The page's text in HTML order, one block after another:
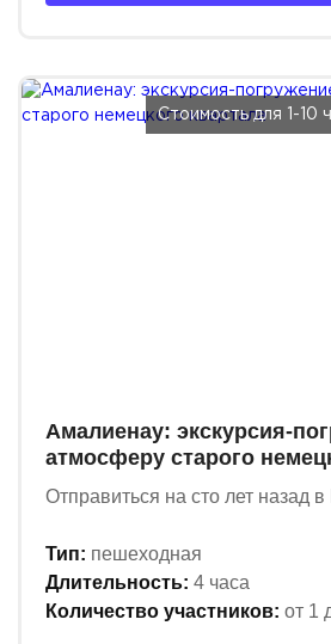
Амалиенау: экскурсия-
атмосферу старого
Отправиться на сто лет назад в
Тип: пешеходная
Длительность: 4 часа
Количество участников: от 1
Стоимость для 1-10